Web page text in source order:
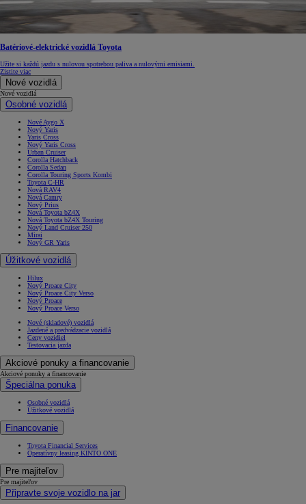
Batériové-elektrické vozidlá Toyota
Užite si každú jazdu s nulovou spotrebou paliva a nulovými emisiami.
Zistite viac
Nové vozidlá
Nové vozidlá
Osobné vozidlá
Nové Aygo X
Nový Yaris
Yaris Cross
Nový Yaris Cross
Urban Cruiser
Corolla Hatchback
Corolla Sedan
Corolla Touring Sports Kombi
Toyota C-HR
Nová RAV4
Nová Camry
Nový Prius
Nová Toyota bZ4X
Nová Toyota bZ4X Touring
Nový Land Cruiser 250
Mirai
Nový GR Yaris
Úžitkové vozidlá
Hilux
Nový Proace City
Nový Proace City Verso
Nový Proace
Nový Proace Verso
Nové (skladové) vozidlá
Jazdené a predvádzacie vozidlá
Ceny vozidiel
Testovacia jazda
Akciové ponuky a financovanie
Akciové ponuky a financovanie
Špeciálna ponuka
Osobné vozidlá
Úžitkové vozidlá
Financovanie
Toyota Financial Services
Operatívny leasing KINTO ONE
Pre majiteľov
Pre majiteľov
Připravte svoje vozidlo na jar